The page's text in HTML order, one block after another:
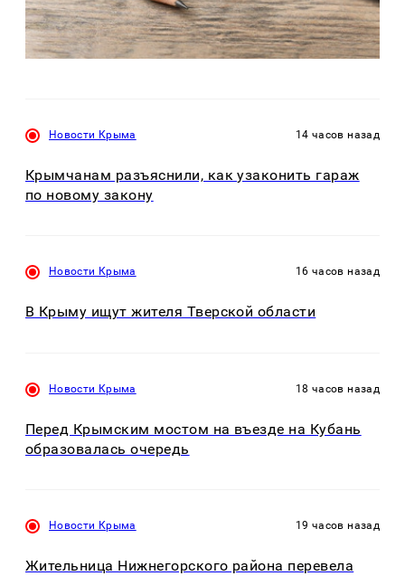
Новости Крыма 14 часов назад
Крымчанам разъяснили, как узаконить гараж
по новому закону
Новости Крыма 16 часов назад
В Крыму ищут жителя Тверской области
Новости Крыма 18 часов назад
Перед Крымским мостом на въезде на Кубань
образовалась очередь
Новости Крыма 19 часов назад
Жительница Нижнегорского района перевела